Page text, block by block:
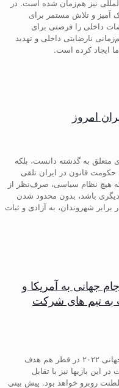
نیز هم‌زمان شده است. در
آمیز و تلاش مستمر برای
داخلی را فرصتی برای
نارضایتی داخلی و تهدید
ایجاد کرده است.
امروز
متعلق به گذشته دانست، بلکه
حکومت قانون در ایران تلقی
هیچ نظام سیاسی، صرف‌نظر از
باشد، بدون محدود شدن
شهروندان، به آزادی و ثبات
جهانی به آمریکا و
به تیم های شرکت
گودرز اقتداری: تیم ملی همانگونه که در جام جهانی ۲۰۲۲ در قطر هم هدف
این بازیها نیز با تقابل
روبرو خواهذ بود. پیش بینی